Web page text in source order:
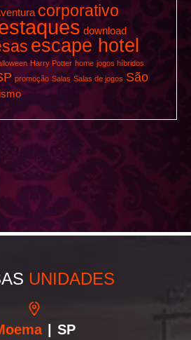
corporativo
download
escape hotel
Harry Potter home jogos híbridos
promoção Salas Salas de jogos São
UNIDADES
| SP